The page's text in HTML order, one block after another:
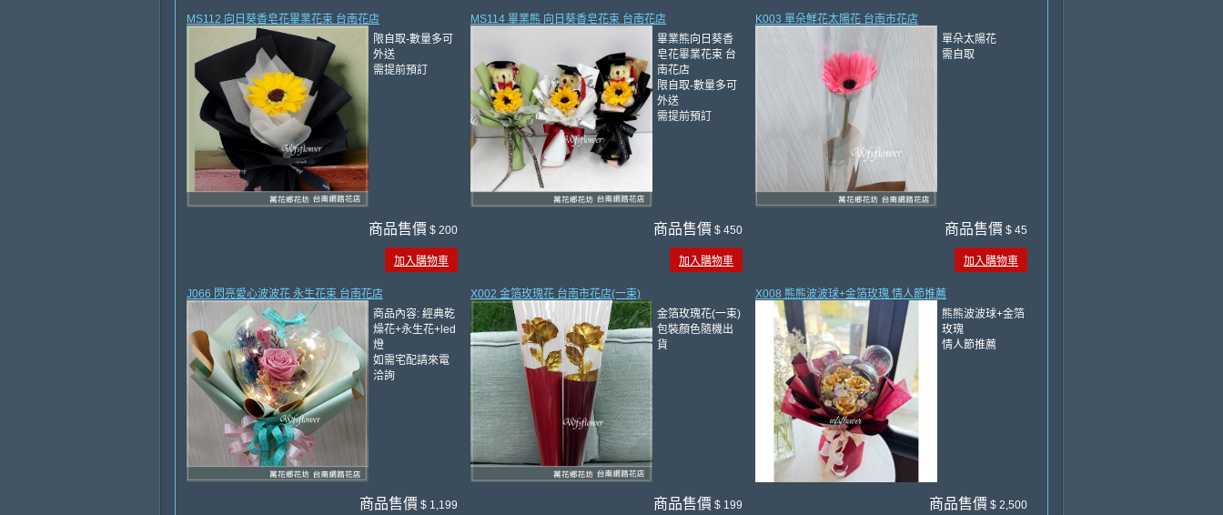
MS112 向日葵香皂花畢業花束 台南花店
限自取-數量多可
外送
需提前預訂
商品售價 $ 200
加入購物車
MS114 畢業熊 向日葵香皂花束 台南花店
畢業熊向日葵香
皂花畢業花束 台
南花店
限自取-數量多可
外送
需提前預訂
商品售價 $ 450
加入購物車
K003 單朵鮮花太陽花 台南市花店
單朵太陽花
需自取
商品售價 $ 45
加入購物車
J066 閃亮愛心波波花 永生花束 台南花店
商品內容: 經典乾
燥花+永生花+led
燈
如需宅配請來電
洽詢
商品售價 $ 1,199
X002 金箔玫瑰花 台南市花店(一束)
金箔玫瑰花(一束)
包裝顏色隨機出
貨
商品售價 $ 199
X008 熊熊波波球+金箔玫瑰 情人節推薦
熊熊波波球+金箔
玫瑰
情人節推薦
商品售價 $ 2,500